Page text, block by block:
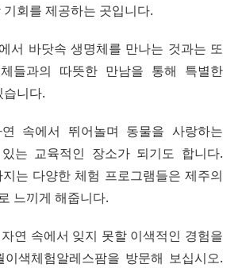
회를 제공하는 곳입니다.
서 바닷속 생명체를 만나는 것과는 또
들과의 따뜻한 만남을 통해 특별한
니다.
속에서 뛰어놀며 동물을 사랑하는
는 교육적인 장소가 되기도 합니다.
는 다양한 체험 프로그램들은 제주의
느끼게 해줍니다.
연 속에서 잊지 못할 이색적인 경험을
색체험알레스팜을 방문해 보십시오.